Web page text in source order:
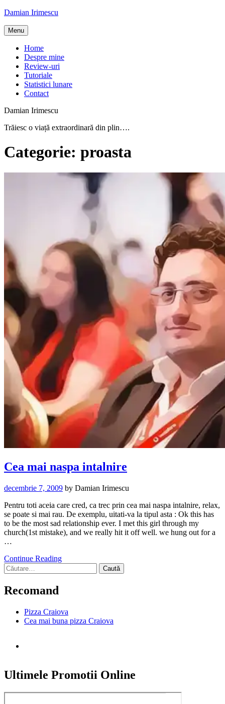
Skip
content
Damian Irimescu
Menu
Home
Despre mine
Review-uri
Tutoriale
Statistici lunare
Contact
Damian Irimescu
Trăiesc o viață extraordinară din plin….
Categorie: proasta
Cea mai naspa intalnire
decembrie 7, 2009 by Damian Irimescu
Pentru toti aceia care cred, ca trec prin cea mai naspa intalnire, relax,
se poate si mai rau. De exemplu, uitati-va la tipul asta : Ok this has
to be the most sad relationship ever. I met this girl through my
church(1st mistake), and we really hit it off well. we hung out for a
…
Continue Reading
Caută
după:
Recomand
Pizza Craiova
Cea mai buna pizza Craiova
Ultimele Promotii Online